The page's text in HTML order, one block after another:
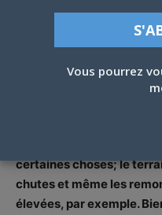
Texte Alexandre Marcoux /
Alexandre Marcoux - 27
certaines choses; le
chutes et même les
élevées, par exemple.
Vous pourrez